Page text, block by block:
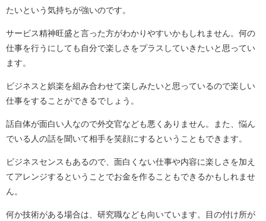
たいという気持ちが強いのです。
サービス精神旺盛と言った方がわかりやすいかもしれません。何の
仕事を行うにしても自分で楽しさをプラスしていきたいと思ってい
ます。
ビジネスと娯楽を組み合わせて楽しみたいと思っているので楽しい
仕事をすることができるでしょう。
話自体が面白い人なので外交官なども悪くありません。また、悩ん
でいる人の話を聞いて相手を笑顔にするということもできます。
ビジネスセンスもあるので、面白くない仕事や内容に楽しさを加え
てアレンジするということでお金を作ることもできるかもしれませ
ん。
何か技術がある場合は、研究職なども向いています。目の付け所が